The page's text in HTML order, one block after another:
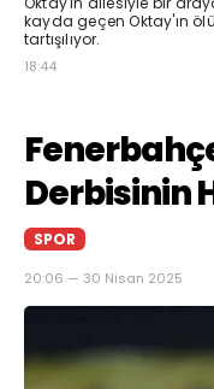
kayda geçen Oktay'ın
tartışılıyor.
18:44